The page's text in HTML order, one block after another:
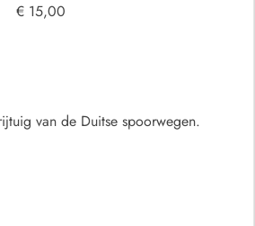
€ 15,00
van de Duitse spoorwegen.